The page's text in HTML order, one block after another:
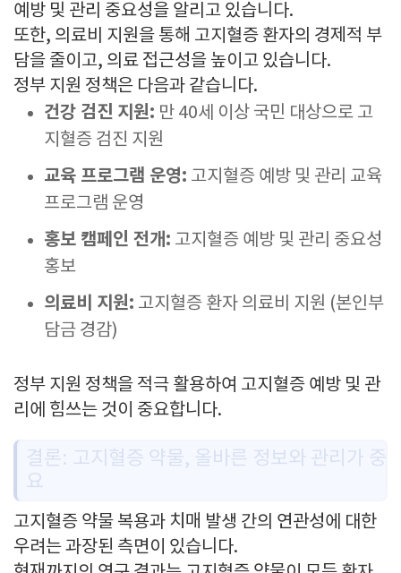
예방 및 관리 중요성을 알리고 있습니다.
또한, 의료비 지원을 통해 고지혈증 환자의 경제적 부
담을 줄이고, 의료 접근성을 높이고 있습니다.
정부 지원 정책은 다음과 같습니다.
건강 검진 지원: 만 40세 이상 국민 대상으로 고
지혈증 검진 지원
교육 프로그램 운영: 고지혈증 예방 및 관리 교육
프로그램 운영
홍보 캠페인 전개: 고지혈증 예방 및 관리 중요성
홍보
의료비 지원: 고지혈증 환자 의료비 지원 (본인부
담금 경감)
정부 지원 정책을 적극 활용하여 고지혈증 예방 및 관
리에 힘쓰는 것이 중요합니다.
결론: 고지혈증 약물, 올바른 정보와 관리가 중
요
고지혈증 약물 복용과 치매 발생 간의 연관성에 대한
우려는 과장된 측면이 있습니다.